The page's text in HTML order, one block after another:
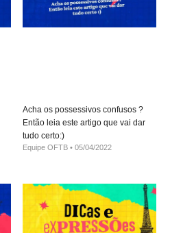
Acha os possessivos confusos ?
Então leia este artigo que vai dar
tudo certo:)
Equipe OFTB 05/04/2022